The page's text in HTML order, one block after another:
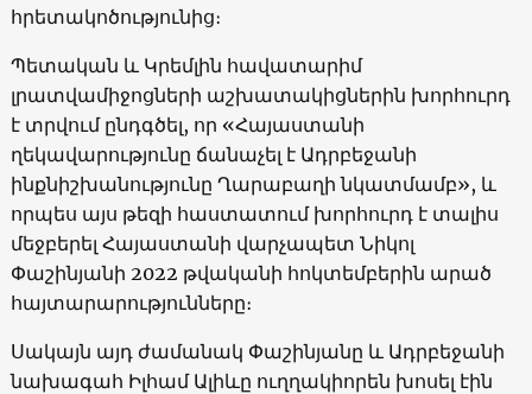
հրետակոծությունից։
Պետական ​​և Կրեմլին հավատարիմ
լրատվամիջոցների աշխատակիցներին խորհուրդ
է տրվում ընդգծել, որ «Հայաստանի
ղեկավարությունը ճանաչել է Ադրբեջանի
ինքնիշխանությունը Ղարաբաղի նկատմամբ», և
որպես այս թեզի հաստատում խորհուրդ է տալիս
մեջբերել Հայաստանի վարչապետ Նիկոլ
Փաշինյանի 2022 թվականի հոկտեմբերին արած
հայտարարությունները։
Սակայն այդ ժամանակ Փաշինյանը և Ադրբեջանի
նախագահ Իլհամ Ալիևը ուղղակիորեն խոսել էին